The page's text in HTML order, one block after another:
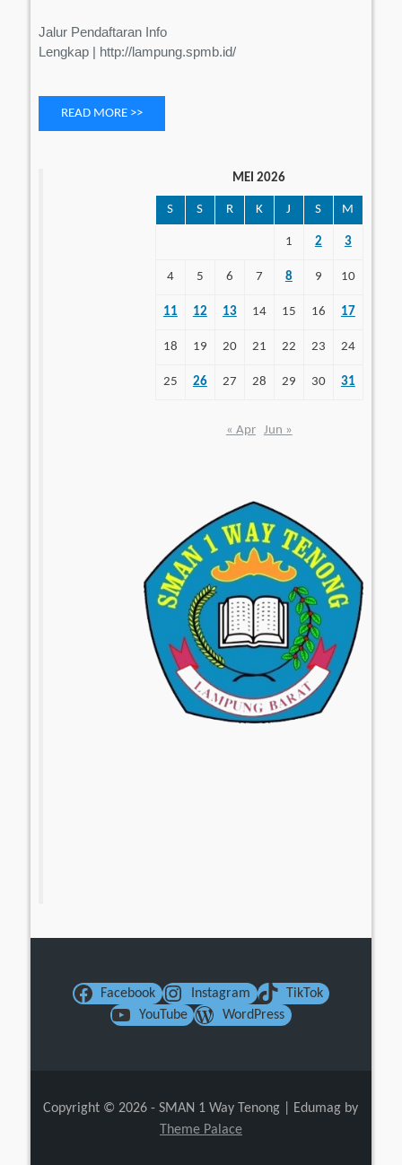
Jalur Pendaftaran Info
Lengkap | http://lampung.spmb.id/
READ MORE >>
MEI 2026
S S R K J S M
1 2 3
4 5 6 7 8 9 10
11 12 13 14 15 16 17
18 19 20 21 22 23 24
25 26 27 28 29 30 31
« Apr Jun »
Facebook Instagram
TikTok
YouTube
WordPress
Copyright © 2026 - SMAN 1 Way Tenong
Edumag by
Theme Palace